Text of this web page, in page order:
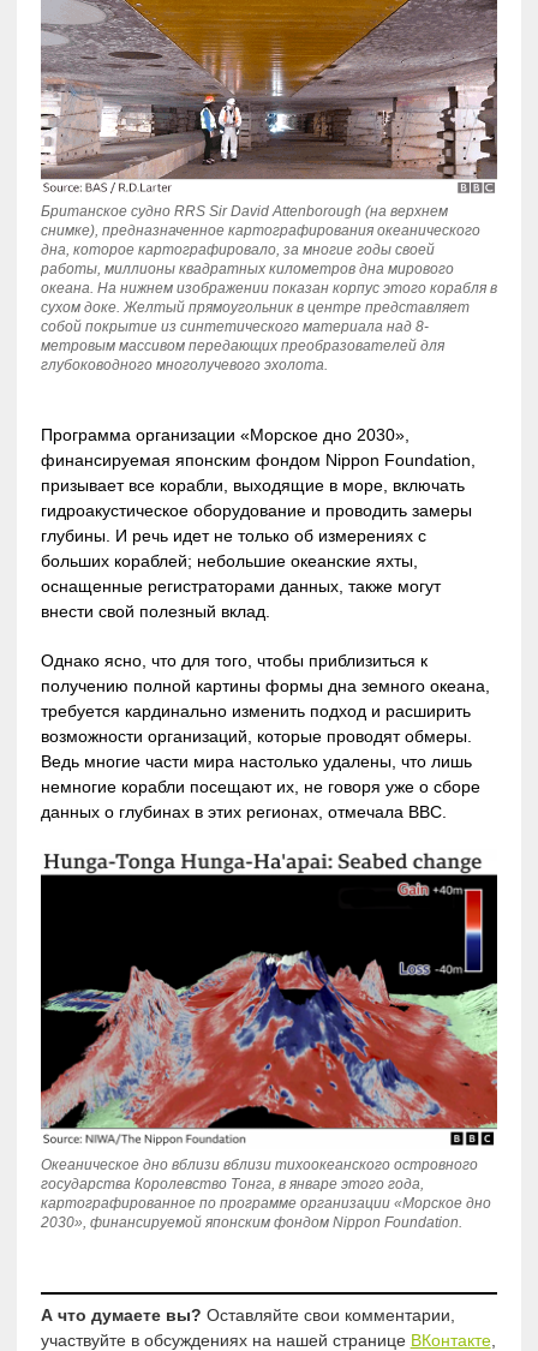
Британское судно RRS Sir David Attenborough (на верхнем
снимке), предназначенное картографирования океанического
дна, которое картографировало, за многие годы своей
работы, миллионы квадратных километров дна мирового
океана. На нижнем изображении показан корпус этого корабля в
сухом доке. Желтый прямоугольник в центре представляет
собой покрытие из синтетического материала над 8-
метровым массивом передающих преобразователей для
глубоководного многолучевого эхолота.
Программа организации «Морское дно 2030»,
финансируемая японским фондом Nippon Foundation,
призывает все корабли, выходящие в море, включать
гидроакустическое оборудование и проводить замеры
глубины. И речь идет не только об измерениях с
больших кораблей; небольшие океанские яхты,
оснащенные регистраторами данных, также могут
внести свой полезный вклад.
Однако ясно, что для того, чтобы приблизиться к
получению полной картины формы дна земного океана,
требуется кардинально изменить подход и расширить
возможности организаций, которые проводят обмеры.
Ведь многие части мира настолько удалены, что лишь
немногие корабли посещают их, не говоря уже о сборе
данных о глубинах в этих регионах, отмечала BBC.
Океаническое дно вблизи вблизи тихоокеанского островного
государства Королевство Тонга, в январе этого года,
картографированное по программе организации «Морское дно
2030», финансируемой японским фондом Nippon Foundation.
А что думаете вы? Оставляйте свои комментарии,
участвуйте в обсуждениях на нашей странице ВКонтакте,